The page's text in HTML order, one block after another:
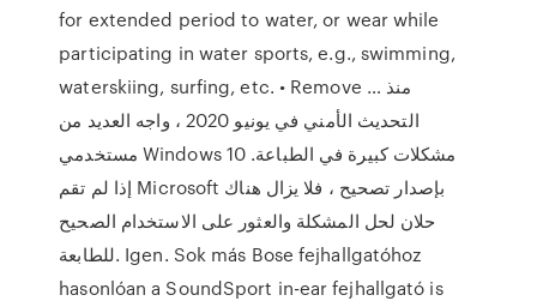
for extended period to water, or wear while
participating in water sports, e.g., swimming,
waterskiing, surfing, etc. • Remove … منذ
التحديث الأمني في يونيو 2020 ، واجه العديد من
مستخدمي Windows 10 مشكلات كبيرة في الطباعة.
إذا لم تقم Microsoft بإصدار تصحيح ، فلا يزال هناك
حلان لحل المشكلة والعثور على الاستخدام الصحيح
للطابعة. Igen. Sok más Bose fejhallgatóhoz
hasonlóan a SoundSport in-ear fejhallgató is